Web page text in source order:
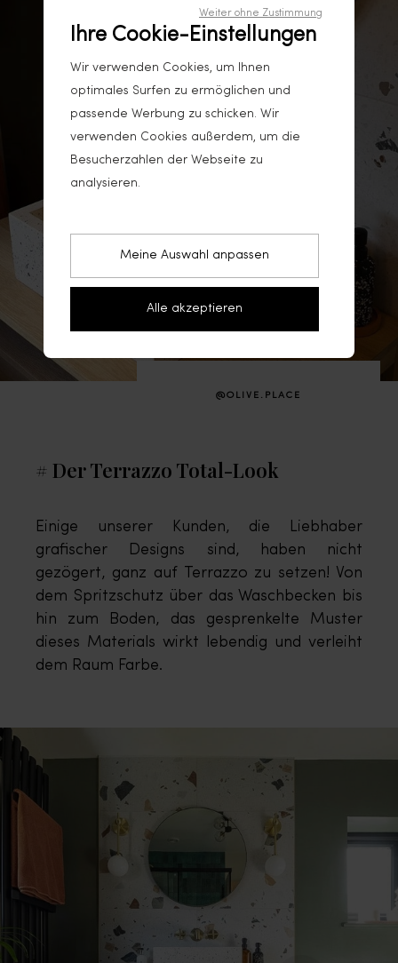
@OLIVE.PLACE
# Der Terrazzo Total-Look
Einige unserer Kunden, die Liebhaber
grafischer Designs sind, haben nicht
gezögert, ganz auf Terrazzo zu setzen! Von
dem Spritzschutz über das Waschbecken bis
hin zum Boden, das gesprenkelte Muster
dieses Materials wirkt lebendig und verleiht
dem Raum Farbe.
Weiter ohne Zustimmung
Ihre Cookie-Einstellungen
Wir verwenden Cookies, um Ihnen
optimales Surfen zu ermöglichen und
passende Werbung zu schicken. Wir
verwenden Cookies außerdem, um die
Besucherzahlen der Webseite zu
analysieren.
Meine Auswahl anpassen
Alle akzeptieren